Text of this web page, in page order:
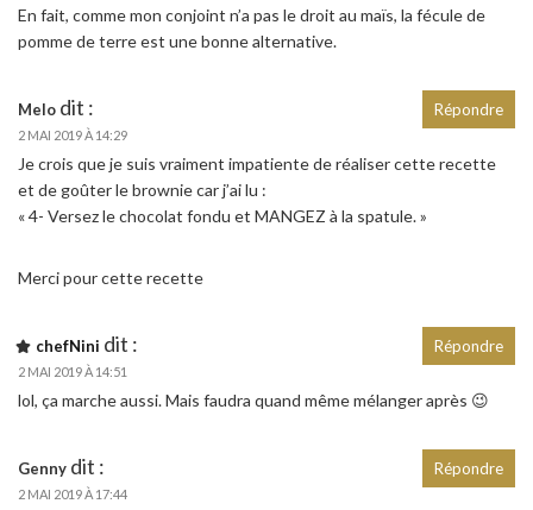
En fait, comme mon conjoint n’a pas le droit au maïs, la fécule de
pomme de terre est une bonne alternative.
Melo dit :
2 MAI 2019 À 14:29
Je crois que je suis vraiment impatiente de réaliser cette recette
et de goûter le brownie car j’ai lu :
« 4- Versez le chocolat fondu et MANGEZ à la spatule. »
Merci pour cette recette
Répondre
chefNini dit :
2 MAI 2019 À 14:51
lol, ça marche aussi. Mais faudra quand même mélanger après 😉
Répondre
Genny dit :
2 MAI 2019 À 17:44
Répondre